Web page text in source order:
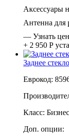
Аксессуары
Антенна для
— Узнать
+ 2 950 Р
Заднее
Еврокод:
Класс: Бизнес
Доп. опции: